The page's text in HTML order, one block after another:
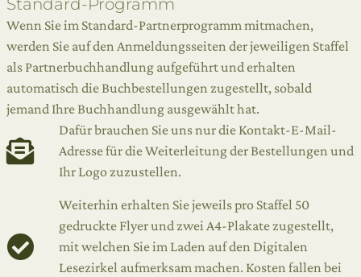
Standard-Programm
Wenn Sie im Standard-Partnerprogramm mitmachen,
werden Sie auf den Anmeldungsseiten der jeweiligen Staffel
als Partnerbuchhandlung aufgeführt und erhalten
automatisch die Buchbestellungen zugestellt, sobald
jemand Ihre Buchhandlung ausgewählt hat.
Dafür brauchen Sie uns nur die Kontakt-E-Mail-
Adresse für die Weiterleitung der Bestellungen und
Ihr Logo zuzustellen.
Weiterhin erhalten Sie jeweils pro Staffel 50
gedruckte Flyer und zwei A4-Plakate zugestellt,
mit welchen Sie im Laden auf den Digitalen
Lesezirkel aufmerksam machen. Kosten fallen bei